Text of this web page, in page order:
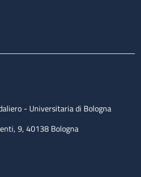
- Universitaria di Bologna
9, 40138 Bologna